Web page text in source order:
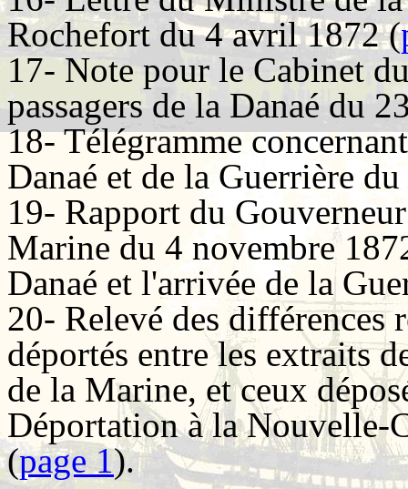
Rochefort du 4 avril 1872 (
17- Note pour le Cabinet
passagers de la Danaé du
18- Télégramme
Danaé et de la Guerrière
19- Rapport du
Marine du 4 novembre
Danaé et l'arrivée de la
20- Relevé des différences
déportés entre les extraits
de la Marine, et ceux
Déportation à la Nouvelle-
(page 1).